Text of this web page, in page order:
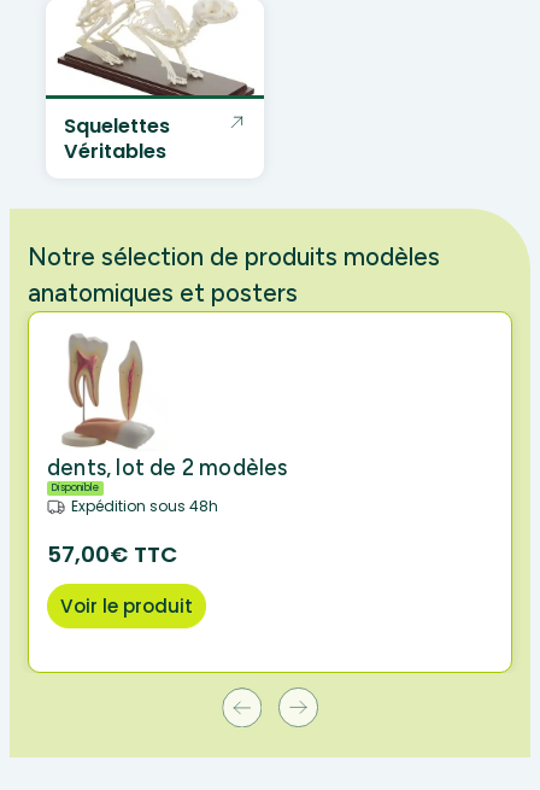
Squelettes
Véritables
Notre sélection de produits modèles
anatomiques et posters
dents, lot de 2 modèles
Disponible
Expédition sous 48h
57,00€ TTC
Voir le produit